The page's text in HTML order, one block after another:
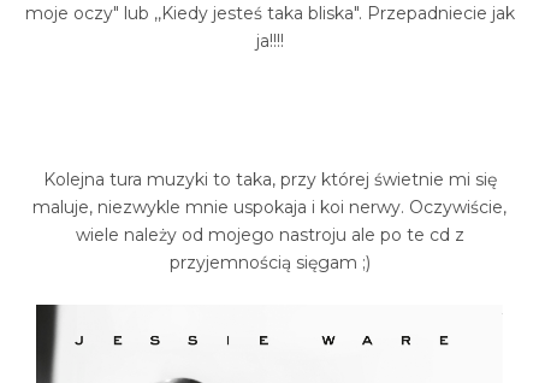
moje oczy" lub ,,Kiedy jesteś taka bliska". Przepadniecie jak
ja!!!!
Kolejna tura muzyki to taka, przy której świetnie mi się
maluje, niezwykle mnie uspokaja i koi nerwy. Oczywiście,
wiele należy od mojego nastroju ale po te cd z
przyjemnością sięgam ;)